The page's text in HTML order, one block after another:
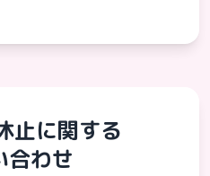
止に関する
合わせ